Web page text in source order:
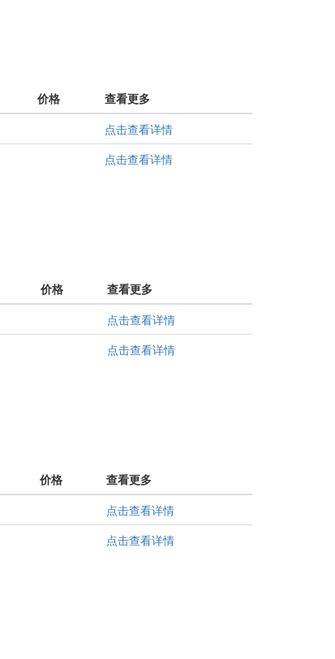
价格
查看更多
点击查看详情
点击查看详情
价格
查看更多
点击查看详情
点击查看详情
价格
查看更多
点击查看详情
点击查看详情